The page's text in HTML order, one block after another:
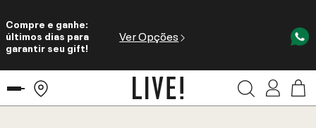
Compre e ganhe:
últimos dias para
garantir seu gift!
Ver Opções